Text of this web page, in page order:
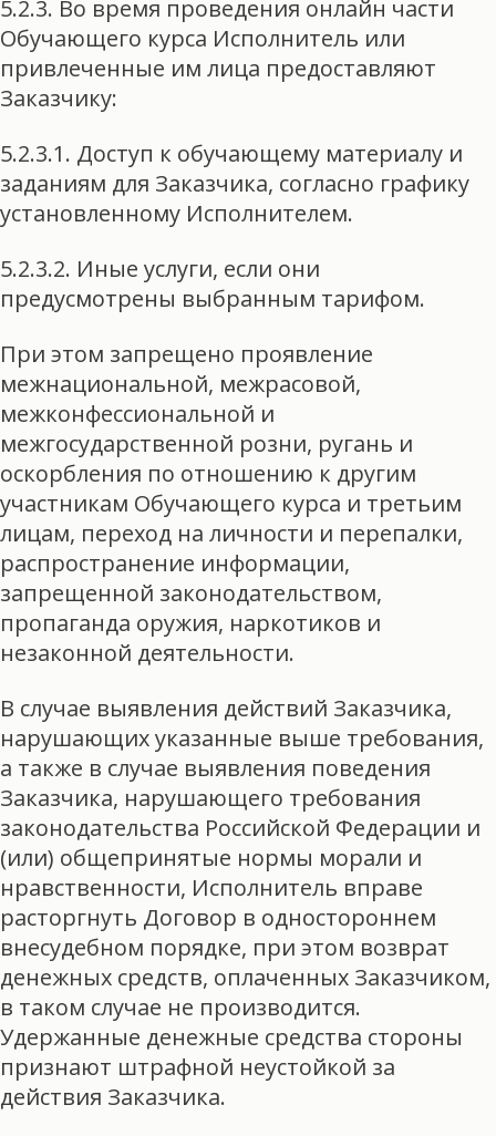
5.2.3. Во время проведения онлайн части
Обучающего курса Исполнитель или
привлеченные им лица предоставляют
Заказчику:
5.2.3.1. Доступ к обучающему материалу и
заданиям для Заказчика, согласно графику
установленному Исполнителем.
5.2.3.2. Иные услуги, если они
предусмотрены выбранным тарифом.
При этом запрещено проявление
межнациональной, межрасовой,
межконфессиональной и
межгосударственной розни, ругань и
оскорбления по отношению к другим
участникам Обучающего курса и третьим
лицам, переход на личности и перепалки,
распространение информации,
запрещенной законодательством,
пропаганда оружия, наркотиков и
незаконной деятельности.
В случае выявления действий Заказчика,
нарушающих указанные выше требования,
а также в случае выявления поведения
Заказчика, нарушающего требования
законодательства Российской Федерации и
(или) общепринятые нормы морали и
нравственности, Исполнитель вправе
расторгнуть Договор в одностороннем
внесудебном порядке, при этом возврат
денежных средств, оплаченных Заказчиком,
в таком случае не производится.
Удержанные денежные средства стороны
признают штрафной неустойкой за
действия Заказчика.